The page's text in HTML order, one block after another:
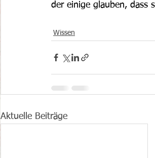
der einige glauben, dass
Wissen
Aktuelle Beiträge